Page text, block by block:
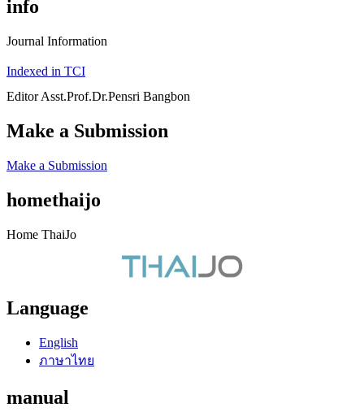
info
Journal Information
Indexed in TCI
Editor Asst.Prof.Dr.Pensri Bangbon
Make a Submission
Make a Submission
homethaijo
Home ThaiJo
Language
English
ภาษาไทย
manual